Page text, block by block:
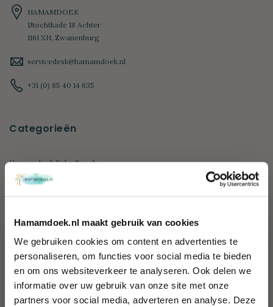
Hamamdoek.nl maakt gebruik van cookies
We gebruiken cookies om content en advertenties te
personaliseren, om functies voor social media te bieden
en om ons websiteverkeer te analyseren. Ook delen we
informatie over uw gebruik van onze site met onze
partners voor social media, adverteren en analyse. Deze
HAMAMDOEK
IJtochtkade 18 Achter
1161 XH, Zwanenburg
servicedesk@hamamdoek.nl
+31 (0) 85 40 14 635
Categorieën
Hamamdoek Palm Beach
Hamamdoek Botanic Art
Hamamdoek Plaj
Hamamdoek Boho
Hamamdoek Coconut
Hamamdoek Sea Me
Wil jij 10%
korting
ontvangen?